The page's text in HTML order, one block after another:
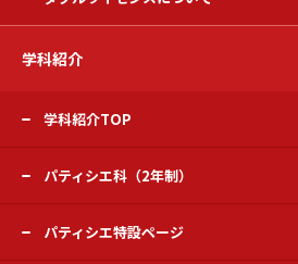
学科紹介
学科紹介TOP
パティシエ科（2年制）
パティシエ特設ページ